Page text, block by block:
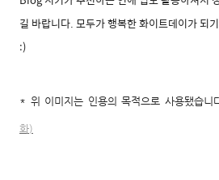
길 바랍니다. 모두가 행복한 화이트데이가 되
:)
* 위 이미지는 인용의 목적으로 사용됐습니
화)